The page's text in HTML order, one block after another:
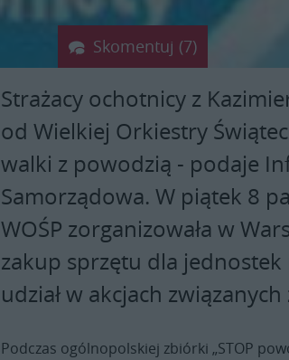
Skomentuj (7)
Strażacy ochotnicy z
od Wielkiej Orkiestry
walki z powodzią - podaje
Samorządowa. W piątek 8
WOŚP zorganizowała w
zakup sprzętu dla
udział w akcjach
Podczas ogólnopolskiej zbiórki „STOP